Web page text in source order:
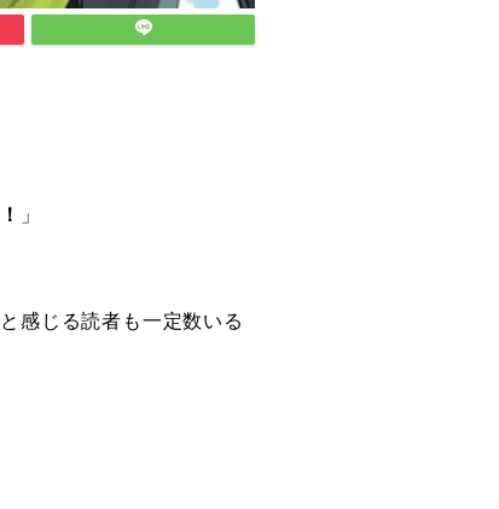
」
感じる読者も一定数いる